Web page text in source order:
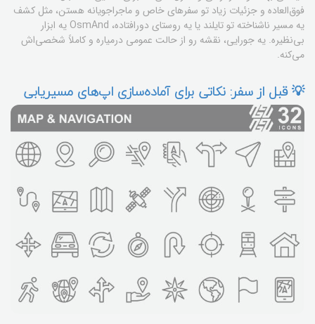
فوق‌العاده و جزئیات زیاد تو سفرهای خاص و ماجراجویانه هستن، مثل کشف
یه مسیر ناشناخته تو تایلند یا یه روستای دورافتاده، OsmAnd یه ابزار
بی‌نظیره. یه جورایی، نقشه رو از حالت عمومی درمیاره و کاملاً شخصی‌اش
می‌کنه.
💡 قبل از سفر: نکاتی برای آماده‌سازی اپ‌های مسیریابی